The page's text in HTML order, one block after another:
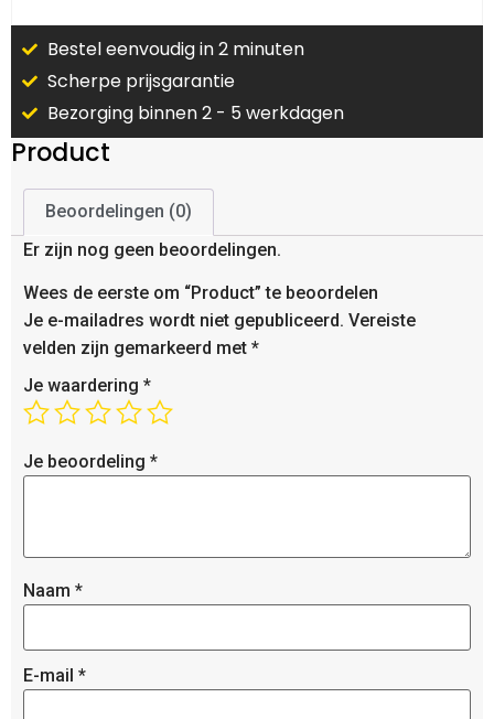
Bestel eenvoudig in 2 minuten
Scherpe prijsgarantie
Bezorging binnen 2 - 5 werkdagen
Product
Beoordelingen (0)
Er zijn nog geen beoordelingen.
Wees de eerste om “Product” te beoordelen
Je e-mailadres wordt niet gepubliceerd. Vereiste
velden zijn gemarkeerd met *
Je waardering *
Je beoordeling *
Naam *
E-mail *